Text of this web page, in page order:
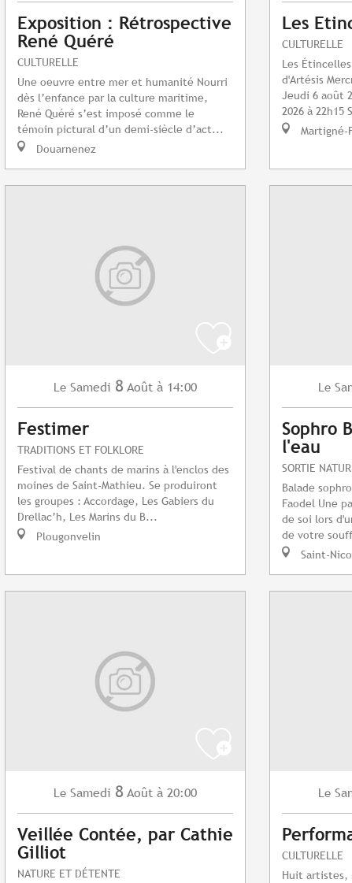
Exposition : Rétrospective
René Quéré
CULTURELLE
Une oeuvre entre mer et humanité Nourri
dès l’enfance par la culture maritime,
René Quéré s’est imposé comme le
témoin pictural d’un demi-siècle d’act...
Douarnenez
Les
CULTURELLE
Les
d'Artésis
Jeudi 6 août
2026 à 22h15
Martigné-
Le Samedi 8 Août à 14:00
Festimer
TRADITIONS ET FOLKLORE
Festival de chants de marins à l'enclos des
moines de Saint-Mathieu. Se produiront
les groupes : Accordage, Les Gabiers du
Drellac’h, Les Marins du B...
Plougonvelin
Le
Sophro
l'eau
SORTIE
Balade
Faodel Une
de soi lors
de votre
Saint-
Le Samedi 8 Août à 20:00
Veillée Contée, par Cathie
Gilliot
NATURE ET DÉTENTE
Le
CULTURELLE
Huit artistes,